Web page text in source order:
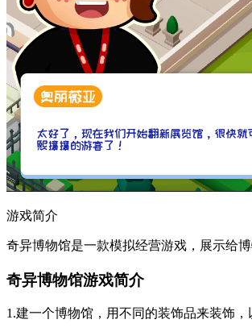
游戏简介
奇异博物馆是一款模拟经营游戏，展示给
奇异博物馆游戏简介
1.建一个博物馆，用不同的装饰品来装饰，